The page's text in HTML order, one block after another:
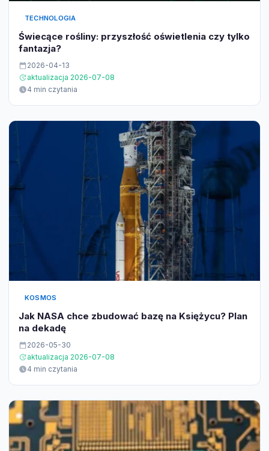
TECHNOLOGIA
Świecące rośliny: przyszłość oświetlenia czy tylko
fantazja?
2026-04-13
aktualizacja 2026-07-08
4 min czytania
KOSMOS
Jak NASA chce zbudować bazę na Księżycu? Plan
na dekadę
2026-05-30
aktualizacja 2026-07-08
4 min czytania